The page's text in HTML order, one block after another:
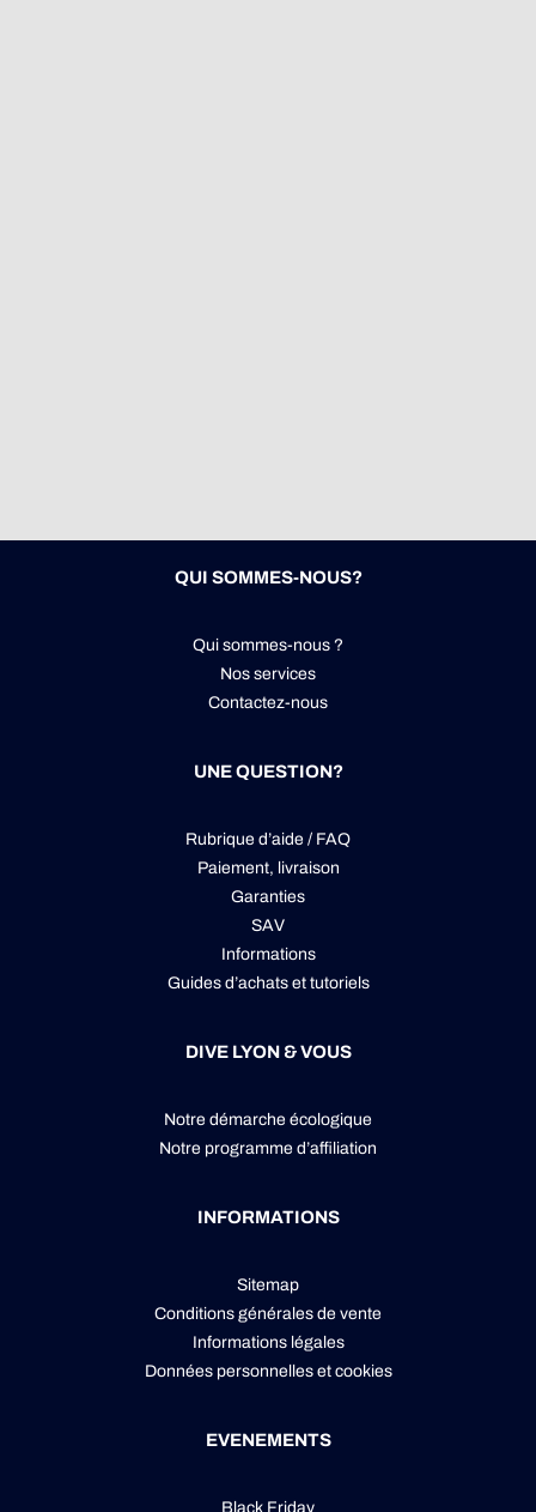
QUI SOMMES-NOUS?
Qui sommes-nous ?
Nos services
Contactez-nous
UNE QUESTION?
Rubrique d’aide / FAQ
Paiement, livraison
Garanties
SAV
Informations
Guides d’achats et tutoriels
DIVE LYON & VOUS
Notre démarche écologique
Notre programme d’affiliation
INFORMATIONS
Sitemap
Conditions générales de vente
Informations légales
Données personnelleset cookies
EVENEMENTS
Black Friday